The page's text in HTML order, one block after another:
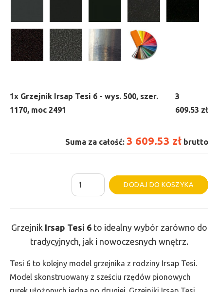
1x Grzejnik Irsap Tesi 6 - wys. 500, szer.
1170, moc 2491
3
609.53 zł
Suma za całość: 3 609.53 zł brutto
ilość
Grzejnik
-
wys.
500,
szer.
DODAJ DO KOSZYKA
Grzejnik Irsap Tesi 6to idealny wybór zarówno do
tradycyjnych, jak i nowoczesnych wnętrz.
Tesi 6 to kolejny model grzejnika z rodziny Irsap Tesi.
Model skonstruowany z sześciu rzędów pionowych